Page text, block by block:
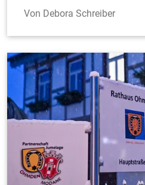
Debora Schreiber